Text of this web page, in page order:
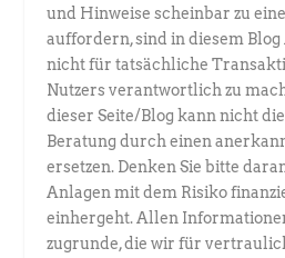
und Hinweise scheinbar zu
auffordern, sind in diesem
nicht für tatsächliche
Nutzers verantwortlich zu
dieser Seite/Blog kann nicht
Beratung durch einen
ersetzen. Denken Sie bitte
Anlagen mit dem Risiko
einhergeht. Allen
zugrunde, die wir für